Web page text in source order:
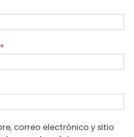
*
correo electrónico y sitio